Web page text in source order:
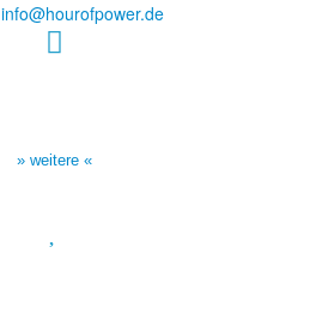
info@hourofpower.de
» weitere «